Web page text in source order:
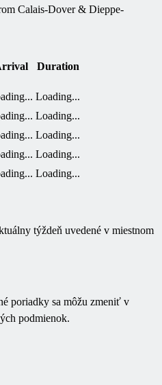
Calais-Dover & Dieppe-
Duration
Loading...
Loading...
Loading...
Loading...
Loading...
týždeň uvedené v miestnom
poriadky sa môžu zmeniť v
podmienok.